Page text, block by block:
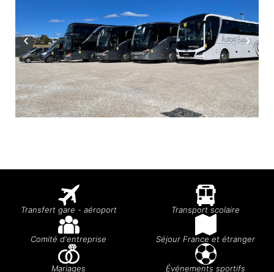
Transfert gare - aéroport Transport scolaire
Comité d'entreprise Séjour France et étranger
Mariages Événements sportifs